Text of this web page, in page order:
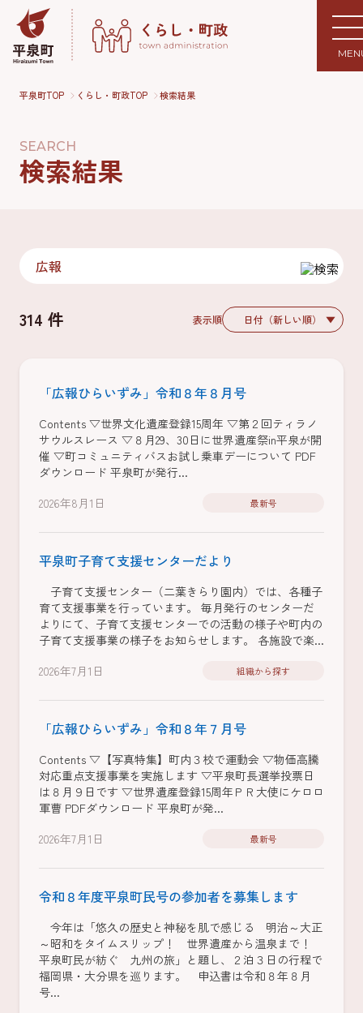
平泉町TOP くらし・町政TOP 検索結果
SEARCH
検索結果
314 件 表示順
「広報ひらいずみ」令和８年８月号
Contents ▽世界文化遺産登録15周年 ▽第２回ティラノ
サウルスレース ▽８月29、30日に世界遺産祭in平泉が開
催 ▽町コミュニティバスお試し乗車デーについて PDF
ダウンロード 平泉町が発行...
2026年8月1日
最新号
平泉町子育て支援センターだより
子育て支援センター（二葉きらり園内）では、各種子
育て支援事業を行っています。 毎月発行のセンターだ
よりにて、子育て支援センターでの活動の様子や町内の
子育て支援事業の様子をお知らせします。 各施設で楽...
2026年7月1日
組織から探す
「広報ひらいずみ」令和８年７月号
Contents ▽【写真特集】町内３校で運動会 ▽物価高騰
対応重点支援事業を実施します ▽平泉町長選挙投票日
は８月９日です ▽世界遺産登録15周年ＰＲ大使にケロロ
軍曹 PDFダウンロード 平泉町が発...
2026年7月1日
最新号
令和８年度平泉町民号の参加者を募集します
今年は「悠久の歴史と神秘を肌で感じる 明治～大正
～昭和をタイムスリップ！ 世界遺産から温泉まで！
平泉町民が紡ぐ 九州の旅」と題し、２泊３日の行程で
福岡県・大分県を巡ります。 申込書は令和８年８月
号...